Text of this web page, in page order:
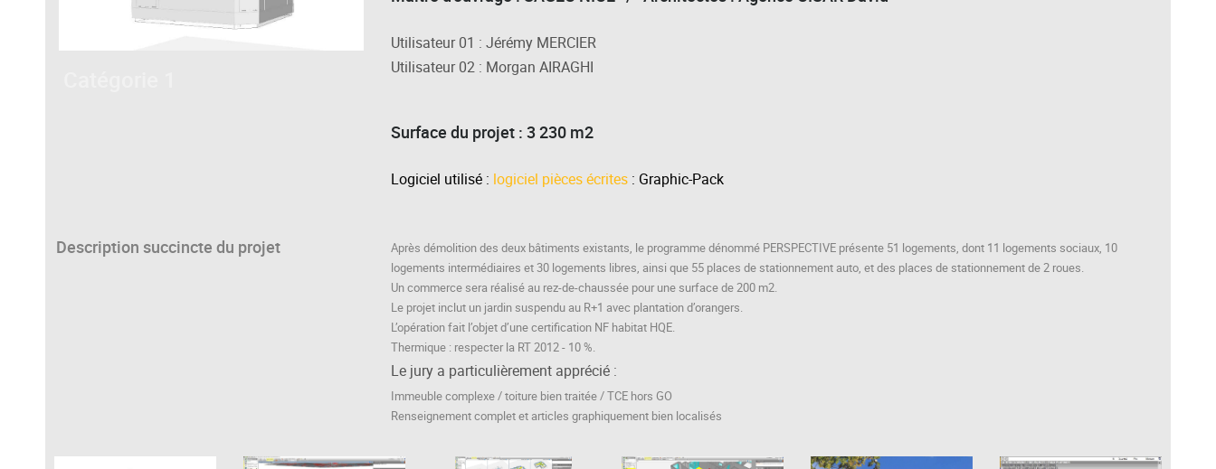
Utilisateur 01 : Jérémy MERCIER
Utilisateur 02 : Morgan AIRAGHI
Surface du projet : 3 230 m2
Logiciel utilisé : logiciel pièces écrites : Graphic-Pack
Description succincte du projet
Après démolition des deux bâtiments existants, le programme dénommé PERSPECTIVE présente 51 logements, dont 11 logements sociaux, 10
logements intermédiaires et 30 logements libres, ainsi que 55 places de stationnement auto, et des places de stationnement de 2 roues.
Un commerce sera réalisé au rez-de-chaussée pour une surface de 200 m2.
Le projet inclut un jardin suspendu au R+1 avec plantation d’orangers.
L’opération fait l’objet d’une certification NF habitat HQE.
Thermique : respecter la RT 2012 - 10 %.
Le jury a particulièrement apprécié :
Immeuble complexe / toiture bien traitée / TCE hors GO
Renseignement complet et articles graphiquement bien localisés